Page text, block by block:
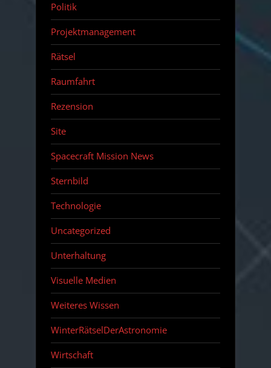
Politik
Projektmanagement
Rätsel
Raumfahrt
Rezension
Site
Spacecraft Mission News
Sternbild
Technologie
Uncategorized
Unterhaltung
Visuelle Medien
Weiteres Wissen
WinterRätselDerAstronomie
Wirtschaft